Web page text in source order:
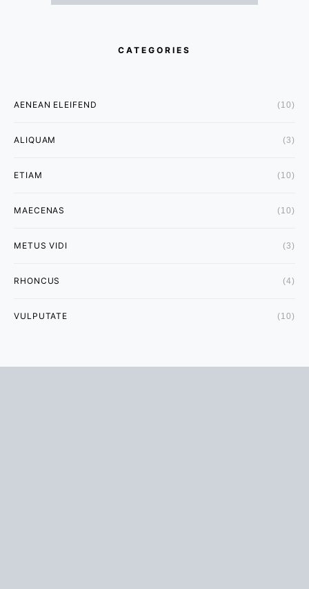
CATEGORIES
AENEAN ELEIFEND (10)
ALIQUAM (3)
ETIAM (10)
MAECENAS (10)
METUS VIDI (3)
RHONCUS (4)
VULPUTATE (10)